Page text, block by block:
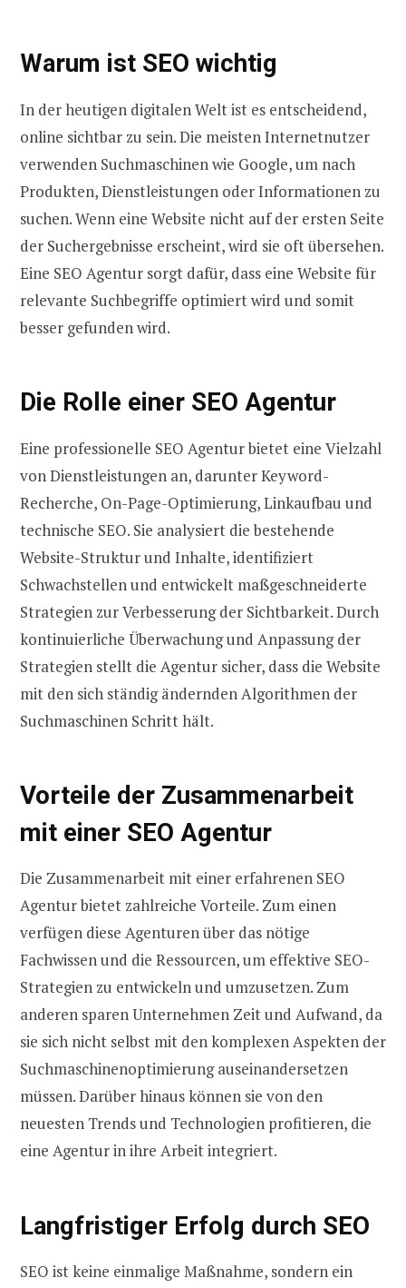
Warum ist SEO wichtig
In der heutigen digitalen Welt ist es entscheidend,
online sichtbar zu sein. Die meisten Internetnutzer
verwenden Suchmaschinen wie Google, um nach
Produkten, Dienstleistungen oder Informationen zu
suchen. Wenn eine Website nicht auf der ersten Seite
der Suchergebnisse erscheint, wird sie oft übersehen.
Eine SEO Agentur sorgt dafür, dass eine Website für
relevante Suchbegriffe optimiert wird und somit
besser gefunden wird.
Die Rolle einer SEO Agentur
Eine professionelle SEO Agentur bietet eine Vielzahl
von Dienstleistungen an, darunter Keyword-
Recherche, On-Page-Optimierung, Linkaufbau und
technische SEO. Sie analysiert die bestehende
Website-Struktur und Inhalte, identifiziert
Schwachstellen und entwickelt maßgeschneiderte
Strategien zur Verbesserung der Sichtbarkeit. Durch
kontinuierliche Überwachung und Anpassung der
Strategien stellt die Agentur sicher, dass die Website
mit den sich ständig ändernden Algorithmen der
Suchmaschinen Schritt hält.
Vorteile der Zusammenarbeit
mit einer SEO Agentur
Die Zusammenarbeit mit einer erfahrenen SEO
Agentur bietet zahlreiche Vorteile. Zum einen
verfügen diese Agenturen über das nötige
Fachwissen und die Ressourcen, um effektive SEO-
Strategien zu entwickeln und umzusetzen. Zum
anderen sparen Unternehmen Zeit und Aufwand, da
sie sich nicht selbst mit den komplexen Aspekten der
Suchmaschinenoptimierung auseinandersetzen
müssen. Darüber hinaus können sie von den
neuesten Trends und Technologien profitieren, die
eine Agentur in ihre Arbeit integriert.
Langfristiger Erfolg durch SEO
SEO ist keine einmalige Maßnahme, sondern ein